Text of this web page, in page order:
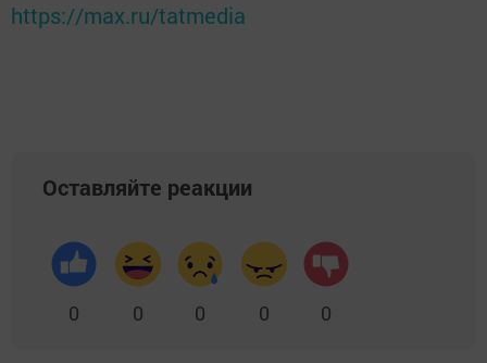
https://max.ru/tatmedia
Оставляйте реакции
0 0 0 0 0